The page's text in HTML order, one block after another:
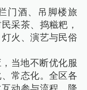
门酒、吊脚楼旅
采茶、捣糍粑，
火、演艺与民俗
当地不断优化服
常态化。全区各